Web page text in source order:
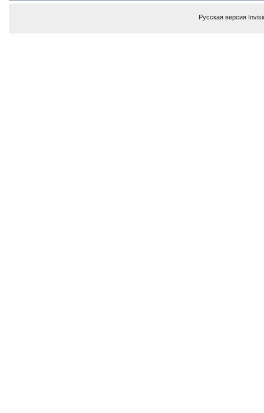
Русская версия